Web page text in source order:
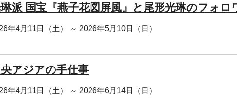
派 国宝『燕子花図屏風』と尾形光琳のフォロ
年4月11日（土） ～ 2026年5月10日（日）
アジアの手仕事
年4月11日（土） ～ 2026年6月14日（日）